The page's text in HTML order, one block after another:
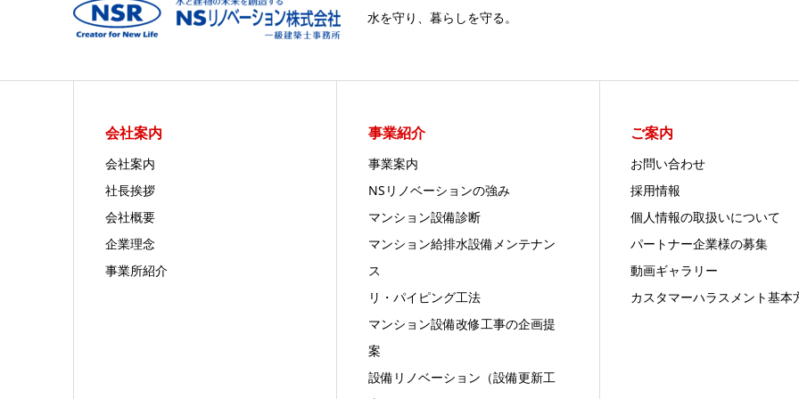
水を守り、暮らしを守る。
会社案内
会社案内
社長挨拶
会社概要
企業理念
事業所紹介
事業紹介
事業案内
NSリノベーションの強み
マンション設備診断
マンション給排水設備メンテナン
ス
リ・パイピング工法
マンション設備改修工事の企画提
案
設備リノベーション（設備更新工
ご案内
お問い合わせ
採用情報
個人情報の取扱いについて
パートナー企業様の募集
動画ギャラリー
カスタマーハラスメント基本